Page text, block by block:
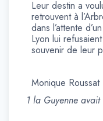
Leur destin a
retrouvent à
dans l’attente
Lyon lui
souvenir de leur
Monique Roussat
1 la Guyenne